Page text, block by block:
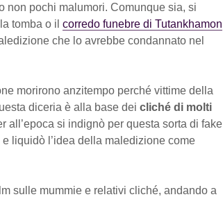
non pochi malumori. Comunque sia, si
tomba o il corredo funebre di Tutankhamon
che lo avrebbe condannato nel
morirono anzitempo perché vittime della
diceria è alla base dei cliché di molti
all’epoca si indignò per questa sorta di fake
liquidò l’idea della maledizione come
sulle mummie e relativi cliché, andando a